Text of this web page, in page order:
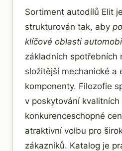
Sortiment autodílů Elit
strukturován tak, aby
klíčové oblasti
základních spotřebních
složitější mechanické a
komponenty. Filozofie
v poskytování
konkurenceschopné
atraktivní volbu pro
zákazníků. Katalog je